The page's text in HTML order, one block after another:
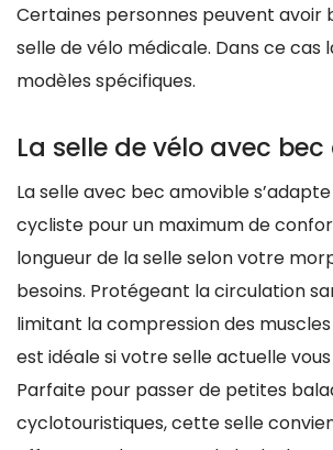
Certaines personnes peuvent avoir
selle de vélo médicale. Dans ce cas
modèles spécifiques.
La selle de vélo avec
La selle avec bec amovible
cycliste pour un maximum de
longueur de la selle selon votre
besoins. Protégeant la circulation
limitant la compression des
est idéale si votre selle actuelle
Parfaite pour passer de petites
cyclotouristiques, cette selle